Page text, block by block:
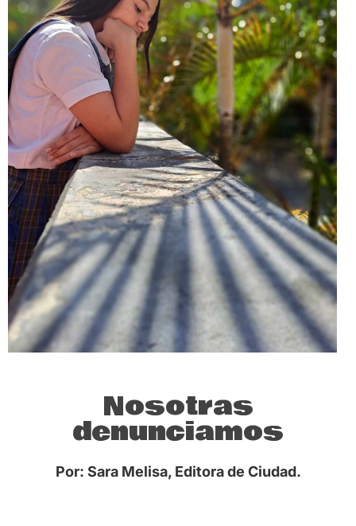
Nosotras
denunciamos
Por: Sara Melisa, Editora de Ciudad.